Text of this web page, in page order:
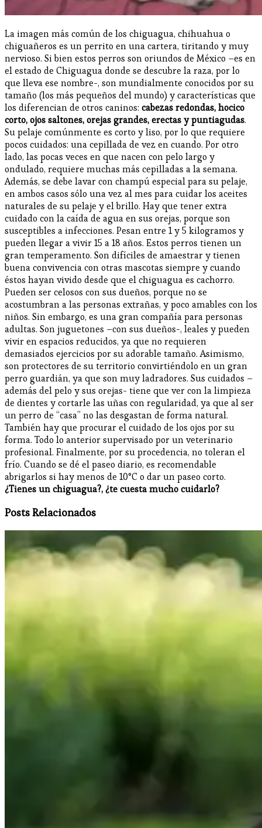
La imagen más común de los chiguagua, chihuahua o
chiguañeros es un perrito en una cartera, tiritando y muy
nervioso. Si bien estos perros son oriundos de México –es en
el estado de Chiguagua donde se descubre la raza, por lo
que lleva ese nombre-, son mundialmente conocidos por su
tamaño (los más pequeños del mundo) y características que
los diferencian de otros caninos: cabezas redondas, hocico
corto, ojos saltones, orejas grandes, erectas y puntiagudas.
Su pelaje comúnmente es corto y liso, por lo que requiere
pocos cuidados: una cepillada de vez en cuando. Por otro
lado, las pocas veces en que nacen con pelo largo y
ondulado, requiere muchas más cepilladas a la semana.
Además, se debe lavar con champú especial para su pelaje,
en ambos casos sólo una vez al mes para cuidar los aceites
naturales de su pelaje y el brillo. Hay que tener extra
cuidado con la caída de agua en sus orejas, porque son
susceptibles a infecciones. Pesan entre 1 y 5 kilogramos y
pueden llegar a vivir 15 a 18 años. Estos perros tienen un
gran temperamento. Son difíciles de amaestrar y tienen
buena convivencia con otras mascotas siempre y cuando
éstos hayan vivido desde que el chiguagua es cachorro.
Pueden ser celosos con sus dueños, porque no se
acostumbran a las personas extrañas, y poco amables con los
niños. Sin embargo, es una gran compañía para personas
adultas. Son juguetones –con sus dueños-, leales y pueden
vivir en espacios reducidos, ya que no requieren
demasiados ejercicios por su adorable tamaño. Asimismo,
son protectores de su territorio convirtiéndolo en un gran
perro guardián, ya que son muy ladradores. Sus cuidados –
además del pelo y sus orejas- tiene que ver con la limpieza
de dientes y cortarle las uñas con regularidad, ya que al ser
un perro de “casa” no las desgastan de forma natural.
También hay que procurar el cuidado de los ojos por su
forma. Todo lo anterior supervisado por un veterinario
profesional. Finalmente, por su procedencia, no toleran el
frío. Cuando se dé el paseo diario, es recomendable
abrigarlos si hay menos de 10°C o dar un paseo corto.
¿Tienes un chiguagua?, ¿te cuesta mucho cuidarlo?
Posts Relacionados